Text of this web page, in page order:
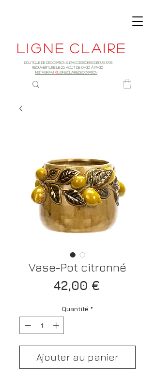
Ligne claire
Boutique de décoration & d'accessoires depuis 1998
RÉOUVERTURE LE 25 AOûT DE 10h30 à 19H30
INSTAGRAM: @LIGNECLAIREDECORATION
Vase-Pot citronné
42,00 €Prix
Quantité *
Ajouter au panier